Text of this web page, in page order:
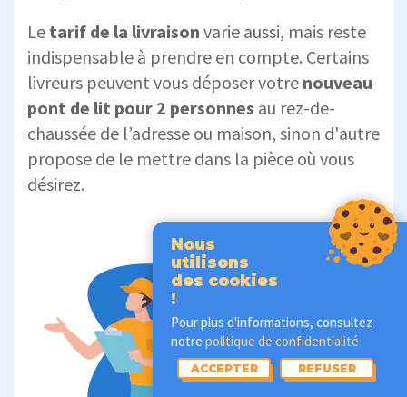
Le tarif de la livraison varie aussi, mais reste
indispensable à prendre en compte. Certains
livreurs peuvent vous déposer votre nouveau
pont de lit pour 2 personnes au rez-de-
chaussée de l’adresse ou maison, sinon d'autre
propose de le mettre dans la pièce où vous
désirez.
Nous
utilisons
des cookies
!
Pour plus d'informations, consultez
notre politique de confidentialité
ACCEPTER REFUSER